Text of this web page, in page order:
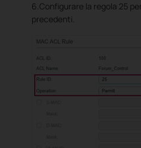
6.Configurare la regola 25
precedenti.